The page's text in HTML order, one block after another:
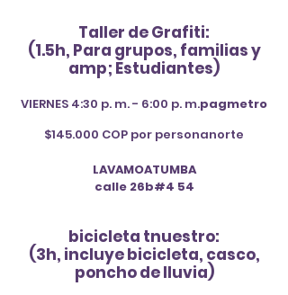
Taller de Grafiti:
(1.5h, Para grupos, familias y
amp; Estudiantes)
VIERNES 4:30 p. m. - 6:00 p. m.pagmetro
$145.000 COP por personanorte
LAVAMOATUMBA
calle 26b#4 54
bicicleta tnuestro:
(3h, incluye bicicleta, casco,
poncho de lluvia)